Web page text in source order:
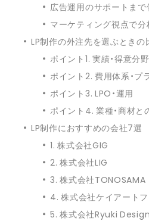
広告運用のサポートまで
マーケティング視点で分
LP制作の外注先を選ぶときの
ポイント1. 実績・得意分野
ポイント2. 費用体系・プ
ポイント3. LPO・運用
ポイント4. 業種・商材と
LP制作におすすめの会社7選
1. 株式会社GIG
2. 株式会社LIG
3. 株式会社TONOSAMA
4. 株式会社ケイアート
5. 株式会社Ryuki Design